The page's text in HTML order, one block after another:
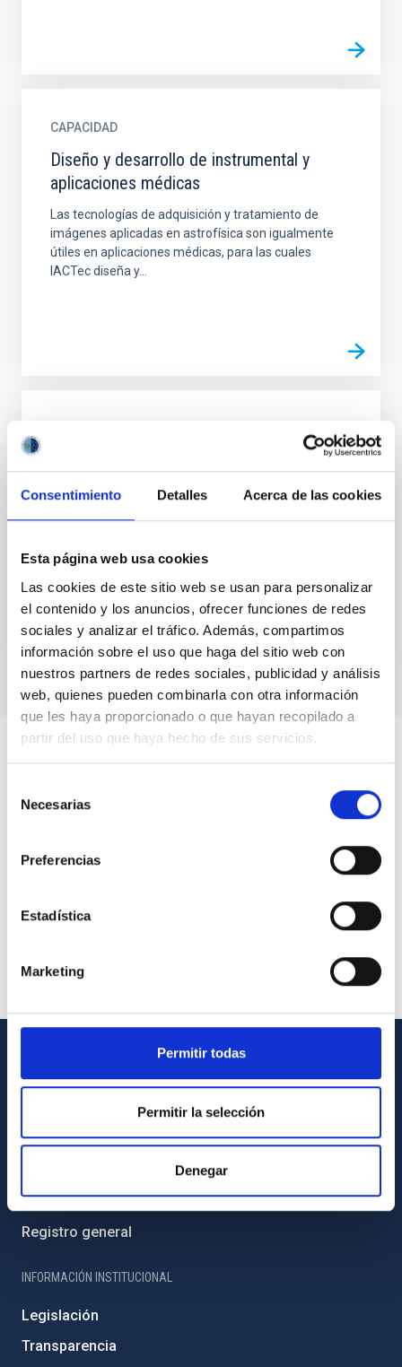
Consentimiento Detalles Acerca de las cookies
Esta página web usa cookies
Las cookies de este sitio web se usan para personalizar
el contenido y los anuncios, ofrecer funciones de redes
sociales y analizar el tráfico. Además, compartimos
información sobre el uso que haga del sitio web con
nuestros partners de redes sociales, publicidad y análisis
web, quienes pueden combinarla con otra información
que les haya proporcionado o que hayan recopilado a
partir del uso que haya hecho de sus servicios.
Necesarias
Preferencias
Estadística
Marketing
Permitir todas
Permitir la selección
Denegar
CAPACIDAD
Diseño y desarrollo de instrumental y
aplicaciones médicas
Las tecnologías de adquisición y tratamiento de
imágenes aplicadas en astrofísica son igualmente
útiles en aplicaciones médicas, para las cuales
IACTec diseña y...
Implementación de grandes instalaciones
telescópicas
de la ciencia nacional y europea, el IAC diseña y...
Cómo llegar al IAC
Biblioteca
Registro general
INFORMACIÓN INSTITUCIONAL
Legislación
Transparencia